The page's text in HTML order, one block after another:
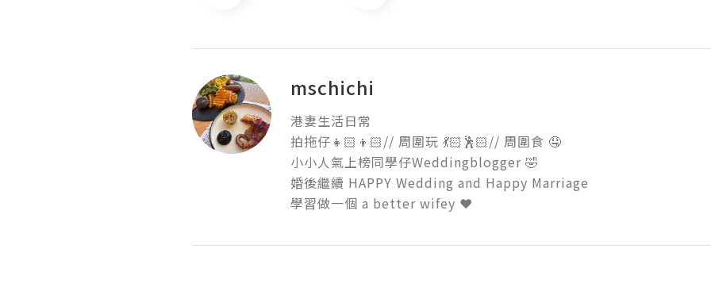
mschichi
港妻生活日常
拍拖仔👧🏻👦🏻// 周圍玩 💃🏻🕺🏻// 周圍食 🤤
小小人氣上榜同學仔Weddingblogger 🤣
婚後繼續 HAPPY Wedding and Happy Marriage
學習做一個 a better wifey ❤️